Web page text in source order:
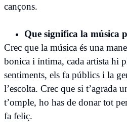
cançons.
Que significa la música
Crec que la música és una
bonica i íntima, cada artista hi
sentiments, els fa públics i la
l’escolta. Crec que si t’agrada
t’omple, ho has de donar tot
fa feliç.